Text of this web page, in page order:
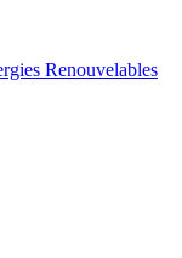
Renouvelables